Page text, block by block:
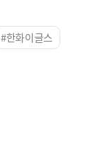
#한화이글스